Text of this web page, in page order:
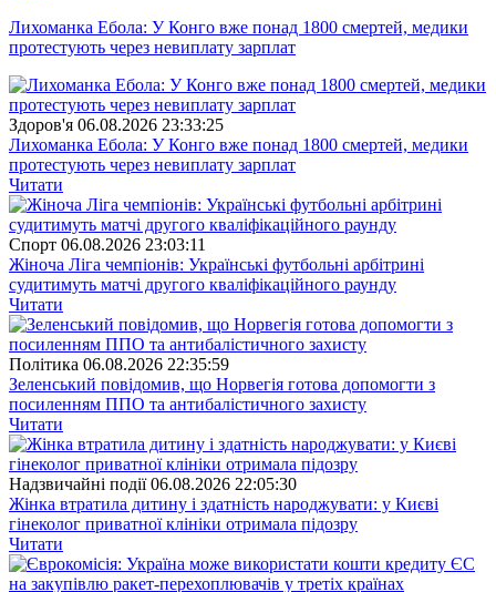
Лихоманка Ебола: У Конго вже понад 1800 смертей, медики
протестують через невиплату зарплат
Здоров'я 06.08.2026 23:33:25
Лихоманка Ебола: У Конго вже понад 1800 смертей, медики
протестують через невиплату зарплат
Читати
Спорт 06.08.2026 23:03:11
Жіноча Ліга чемпіонів: Українські футбольні арбітрині
судитимуть матчі другого кваліфікаційного раунду
Читати
Полiтика 06.08.2026 22:35:59
Зеленський повідомив, що Норвегія готова допомогти з
посиленням ППО та антибалістичного захисту
Читати
Надзвичайні події 06.08.2026 22:05:30
Жінка втратила дитину і здатність народжувати: у Києві
гінеколог приватної клініки отримала підозру
Читати